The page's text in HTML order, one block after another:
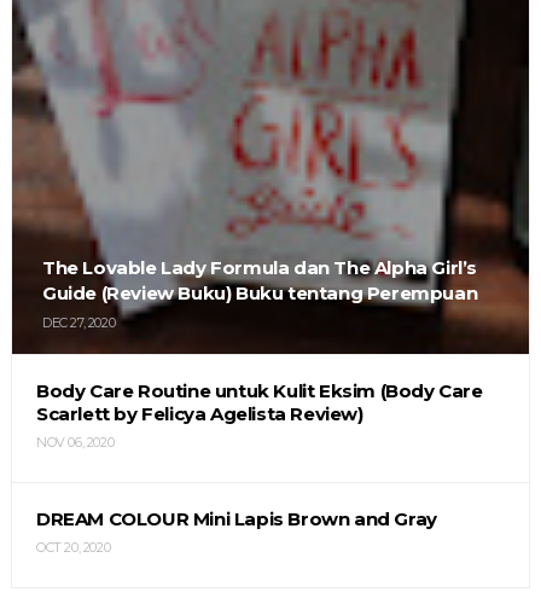
The Lovable Lady Formula dan The Alpha Girl’s
Guide (Review Buku) Buku tentang Perempuan
DEC 27, 2020
Body Care Routine untuk Kulit Eksim (Body Care
Scarlett by Felicya Agelista Review)
NOV 06, 2020
DREAM COLOUR Mini Lapis Brown and Gray
OCT 20, 2020